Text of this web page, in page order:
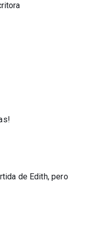
de Edith, pero